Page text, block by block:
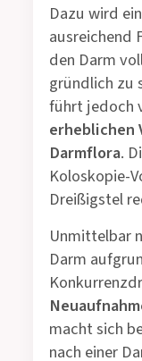
Dazu wird
ausreichend
den Darm
gründlich zu
führt jedoch
erheblichen
Darmflora.
Koloskopie-
Dreißigstel
Unmittelbar
Darm
macht sich
nach einer